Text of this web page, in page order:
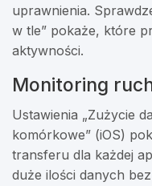
uprawnienia.
w tle” pokaże, które
aktywności.
Monitoring
Ustawienia „Zużycie
komórkowe” (iOS)
transferu dla każdej
duże ilości danych